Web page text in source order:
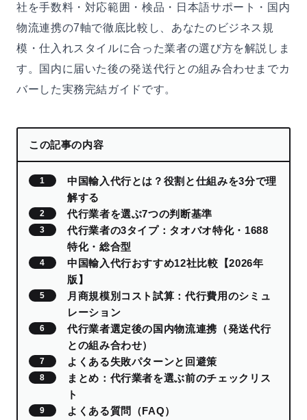
社を手数料・対応範囲・検品・日本語サポート・国内
物流連携の7軸で徹底比較し、あなたのビジネス規
模・仕入れスタイルに合った業者の選び方を解説しま
す。国内に届いた後の発送代行との組み合わせまでカ
バーした実務完結ガイドです。
この記事の内容
中国輸入代行とは？役割と仕組みを3分で理
解する
代行業者を選ぶ7つの判断基準
代行業者の3タイプ：タオバオ特化・1688
特化・総合型
中国輸入代行おすすめ12社比較【2026年
版】
月商規模別コスト試算：代行費用のシミュ
レーション
代行業者選定後の国内物流連携（発送代行
との組み合わせ）
よくある失敗パターンと回避策
まとめ：代行業者を選ぶ前のチェックリス
ト
よくある質問（FAQ）